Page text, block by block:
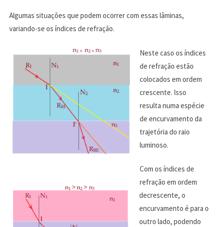
Algumas situações que podem ocorrer com essas lâminas,
variando-se os índices de refração.
Neste caso os índices
de refração estão
colocados em ordem
crescente. Isso
resulta numa espécie
de encurvamento da
trajetória do raio
luminoso.
Com os índices de
refração em ordem
decrescente, o
encurvamento é para o
outro lado, podendo